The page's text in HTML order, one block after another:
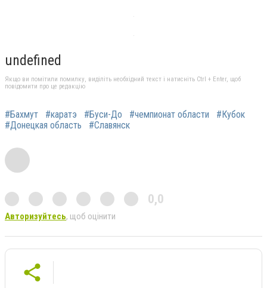
undefined
Якщо ви помітили помилку, виділіть необхідний текст і натисніть Ctrl + Enter, щоб
повідомити про це редакцію
#Бахмут #каратэ #Буси-До #чемпионат области
#Кубок
#Донецкая область
#Славянск
0,0
Авторизуйтесь, щоб оцінити